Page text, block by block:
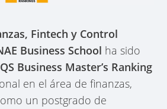
Fintech y Control
Business School ha sido
QS Business Master’s Ranking
en el área de finanzas,
un postgrado de